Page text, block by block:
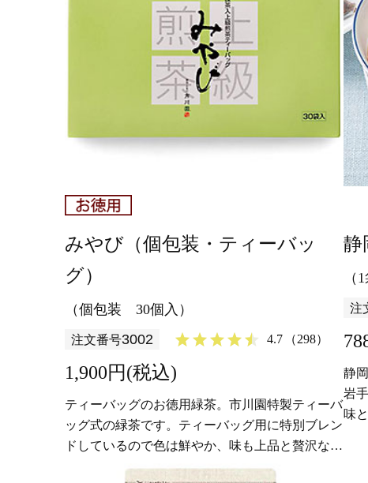
みやび（個包装・ティーバッ
グ）
（個包装 30個入）
注文番号3002 4.7 （298）
1,900円(税込)
ティーバッグのお徳用緑茶。市川園特製ティーバ
ッグ式の緑茶です。ティーバッグ用に特別ブレン
ドしているので色は鮮やか、味も上品と贅沢なテ
ィーバッグ式の緑茶です。
静
（
注
静
岩
味